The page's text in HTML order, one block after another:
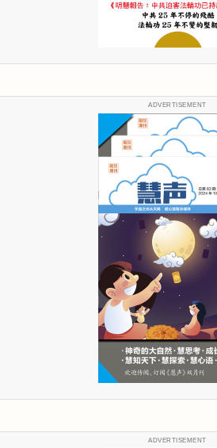
ADVERTISEMENT
ADVERTISEMENT